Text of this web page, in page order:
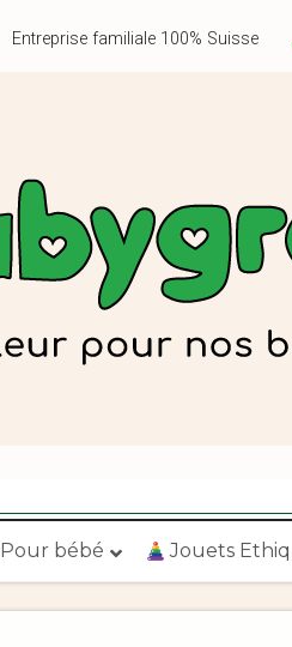
Entreprise familiale 100% Suisse
Pour bébé Jouets